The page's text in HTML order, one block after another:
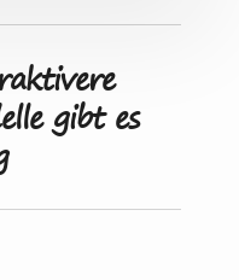
gibt es